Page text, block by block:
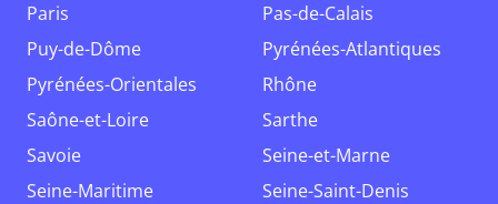
Paris
Pas-de-Calais
Puy-de-Dôme
Pyrénées-Atlantiques
Pyrénées-Orientales
Rhône
Saône-et-Loire
Sarthe
Savoie
Seine-et-Marne
Seine-Maritime
Seine-Saint-Denis